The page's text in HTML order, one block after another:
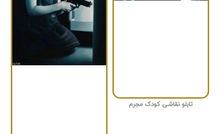
تابلو نقاشی کودک مجرم